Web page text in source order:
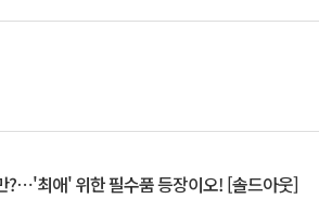
?⋯'최애' 위한 필수품 등장이오! [솔드아웃]